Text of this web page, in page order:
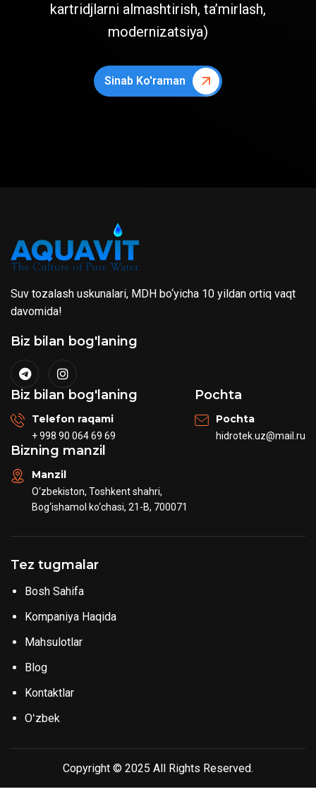
kartridjlarni almashtirish, ta’mirlash,
modernizatsiya)
Sinab Ko'raman
Suv tozalash uskunalari, MDH bo‘yicha 10 yildan ortiq vaqt
davomida!
Biz bilan bog'laning
Biz bilan bog'laning
Telefon raqami
+ 998 90 064 69 69
Pochta
Pochta
hidrotek.uz@mail.ru
Bizning manzil
Manzil
O‘zbekiston, Toshkent shahri,
Bog‘ishamol ko‘chasi, 21-B, 700071
Tez tugmalar
Bosh Sahifa
Kompaniya Haqida
Mahsulotlar
Blog
Kontaktlar
Oʻzbek
Copyright © 2025 All Rights Reserved.